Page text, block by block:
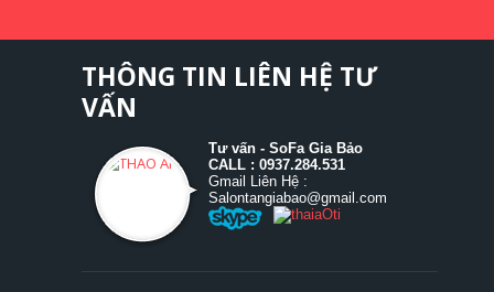
THÔNG TIN LIÊN HỆ TƯ
VẤN
Tư vấn - SoFa Gia Bảo
CALL : 0937.284.531
Gmail Liên Hệ :
Salontangiabao@gmail.com